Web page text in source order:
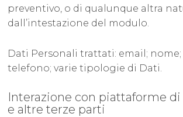
preventivo, o di qualunque altra
dall’intestazione del modulo.
Dati Personali trattati: email;
telefono; varie tipologie di Dati.
Interazione con piattaforme
e altre terze parti